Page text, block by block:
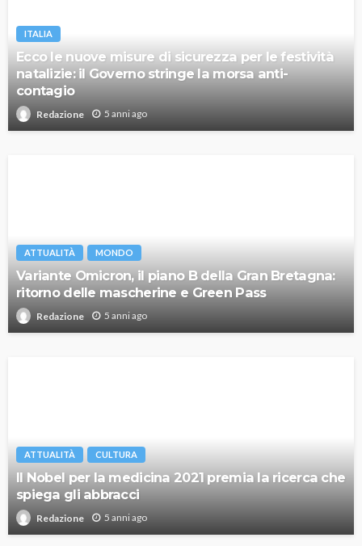
ITALIA
Ecco le nuove misure di sicurezza per le festività
natalizie: il Governo stringe la morsa anti-
contagio
Redazione 5 anni ago
ATTUALITÀ MONDO
Variante Omicron, il piano B della Gran Bretagna:
ritorno delle mascherine e Green Pass
Redazione 5 anni ago
ATTUALITÀ CULTURA
Il Nobel per la medicina 2021 premia la ricerca che
spiega gli abbracci
Redazione 5 anni ago